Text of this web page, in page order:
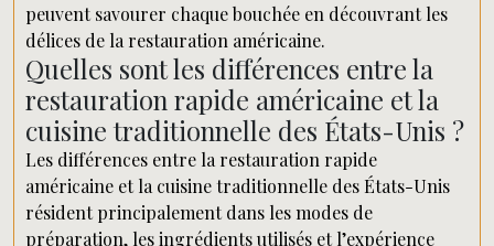
peuvent savourer chaque bouchée en découvrant les
délices de la restauration américaine.
Quelles sont les différences entre la
restauration rapide américaine et la
cuisine traditionnelle des États-Unis ?
Les différences entre la restauration rapide
américaine et la cuisine traditionnelle des États-Unis
résident principalement dans les modes de
préparation, les ingrédients utilisés et l’expérience